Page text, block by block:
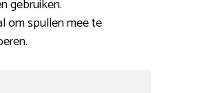
gebruiken.
om spullen mee te